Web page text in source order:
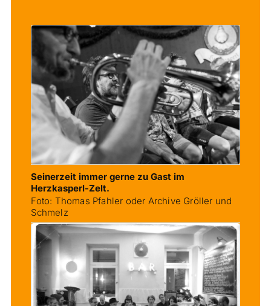
Seinerzeit immer gerne zu Gast im
Herzkasperl-​Zelt.
Foto: Thomas Pfahler oder Archive Gröller und
Schmelz